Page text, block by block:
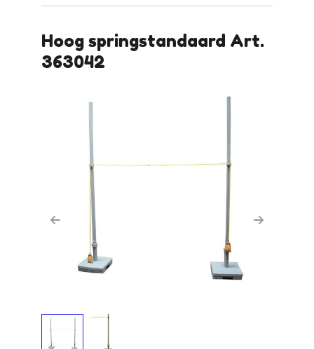
Hoog springstandaard Art.
363042
Previous Next